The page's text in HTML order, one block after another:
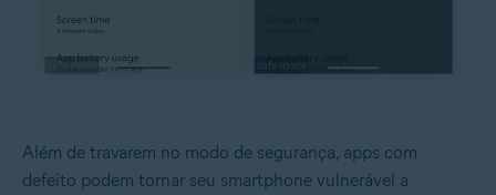
Além de travarem no modo de segurança, apps com
defeito podem tornar seu smartphone vulnerável a